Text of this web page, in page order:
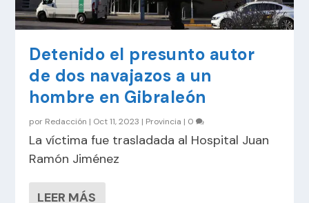
Detenido el presunto autor
de dos navajazos a un
hombre en Gibraleón
por Redacción | Oct 11, 2023 | Provincia | 0
La víctima fue trasladada al Hospital Juan
Ramón Jiménez
LEER MÁS